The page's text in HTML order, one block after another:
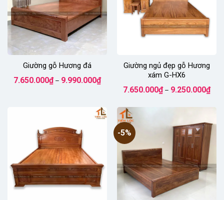
Giường gỗ Hương đá
7.650.000₫ – 9.990.000₫Khoảng
giá:
9.990.000₫
Giường ngủ đẹp gỗ Hương
xám G-HX6
7.650.000₫ – 9.250.000₫giá:
-5%